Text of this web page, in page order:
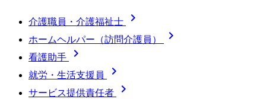
介護職員・介護福祉士 
ホームヘルパー（訪問介護員） 
看護助手 
就労・生活支援員 
サービス提供責任者 